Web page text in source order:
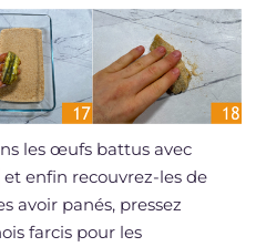
les œufs battus avec
et enfin recouvrez-les de
avoir panés, pressez
farcis pour les